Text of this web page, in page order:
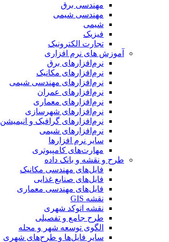
مهندسی برق
مهندسی شیمی
شیمی
فیزیک
تجارت الکترونیک
آموزش های نرم افزاری
نرم‌افزارهای برق
نرم‌افزارهای مکانیک
نرم‌افزارهای مهندسی شیمی
نرم‌افزارهای عمران
نرم‌افزارهای معماری
نرم‌افزارهای شهرسازی
نرم‌افزارهای گرافیک و انیمیشن
نرم‌افزارهای شیمی
سایر نرم افزارها
مهارت‌های کامپیوتری
طرح و نقشه و بانک داده
فایل‌های مهندسی مکانیک
فایل‌های صنایع غذایی
فایل‌های مهندسی معماری
نقشه GIS
نقشه اتوکد شهری
طرح جامع و تفصیلی
الگوی توسعه شهر و محله
سایر فایل‌ها و طرح‌های شهری